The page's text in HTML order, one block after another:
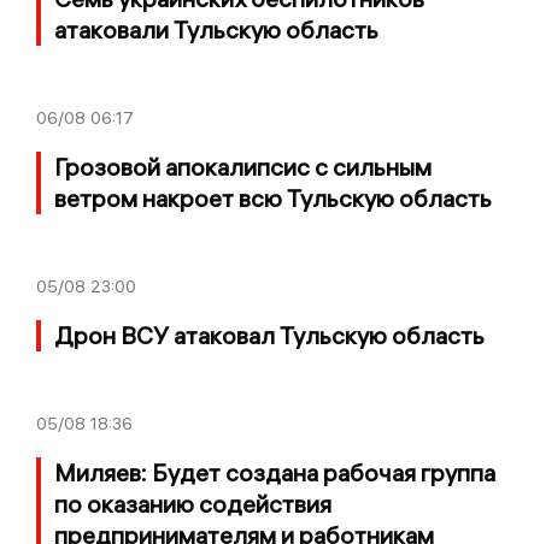
атаковали Тульскую область
06/08 06:17
Грозовой апокалипсис с сильным
ветром накроет всю Тульскую область
05/08 23:00
Дрон ВСУ атаковал Тульскую область
05/08 18:36
Миляев: Будет создана рабочая группа
по оказанию содействия
предпринимателям и работникам